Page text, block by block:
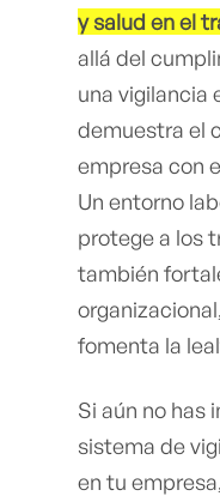
y salud en el
allá del
una vigilancia
demuestra el
empresa con
Un entorno
protege a los
también
fomenta la
Si aún no has
sistema de
en tu